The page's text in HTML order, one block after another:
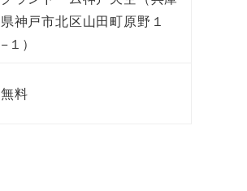
県神戸市北区山田町原野１
−１）
無料